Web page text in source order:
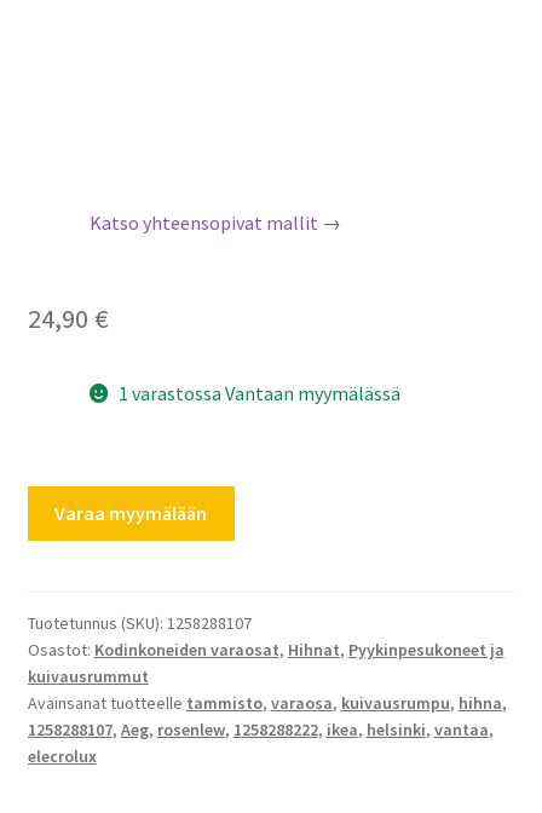
Katso yhteensopivat mallit →
24,90 €
1 varastossa Vantaan myymälässä
H7
vetohihna
1258288107
määrä
Varaa myymälään
Tuotetunnus (SKU): 1258288107
Osastot: Kodinkoneiden varaosat, Hihnat, Pyykinpesukoneet ja
kuivausrummut
Avainsanat tuotteelle tammisto, varaosa, kuivausrumpu, hihna,
1258288107, Aeg, rosenlew, 1258288222, ikea, helsinki, vantaa,
elecrolux